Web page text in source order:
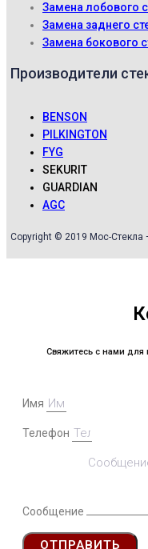
Замена лобового
Замена заднего
Замена бокового
Производители
BENSON
PILKINGTON
FYG
SEKURIT
GUARDIAN
AGC
Copyright © 2019 Мос-Стекла
Свяжитесь с нами
Имя
Телефон
Сообщение
ОТПРАВИТЬ